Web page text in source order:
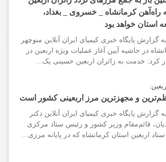
راه‌آهن کرمانشاه _ خسروی _ بغداد،
استان خواهد بود
گزارش پایگاه خبری کیمیای ایران آنلاین منوچهر
در حاشیه آیین آغاز عملیات ویژه اربعین در
کرد: خدمت به زائران اربعین حسینی یک...
و مجهزترین مرز اربعینی کشور است
گزارش پایگاه خبری کیمیای ایران آنلاین دکتر
قائم‌مقام وزیر کشور و رئیس ستاد مرکزی
اربعین استان کرمانشاه که در پایانه مرزی...